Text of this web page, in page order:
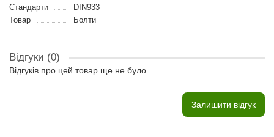
Стандарти
DIN933
Товар
Болти
Відгуки (0)
Відгуків про цей товар ще не було.
Залишити відгук